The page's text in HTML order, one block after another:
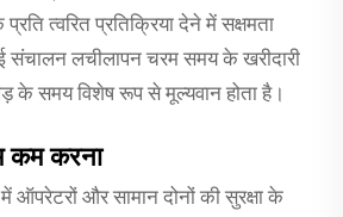
त्वरित प्रतिक्रिया देने में सक्षमता
संचालन लचीलापन चरम समय के खरीदारी
के समय विशेष रूप से मूल्यवान होता है।
कम करना
में ऑपरेटरों और सामान दोनों की सुरक्षा के